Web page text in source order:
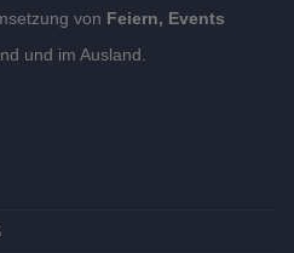
von Feiern, Events
und im Ausland.